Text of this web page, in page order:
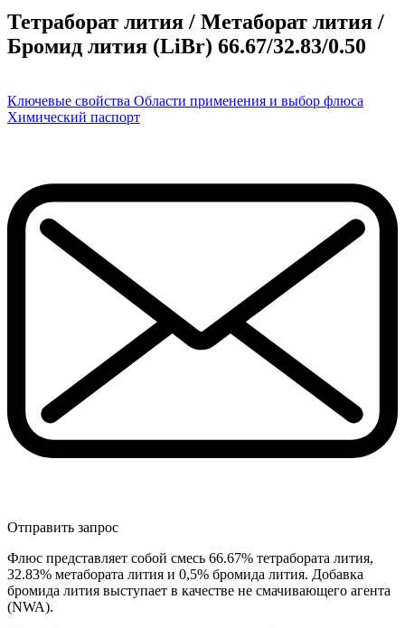
Тетраборат лития / Метаборат лития /
Бромид лития (LiBr) 66.67/32.83/0.50
Ключевые свойства Области применения и выбор флюса
Химический паспорт
Отправить запрос
Флюс представляет собой смесь 66.67% тетрабората лития,
32.83% метабората лития и 0,5% бромида лития. Добавка
бромида лития выступает в качестве не смачивающего агента
(NWA).